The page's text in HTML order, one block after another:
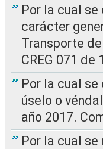
Por la cual
carácter
Transporte
CREG 071 de
Por la cual
úselo o
año 2017.
Por la cual se